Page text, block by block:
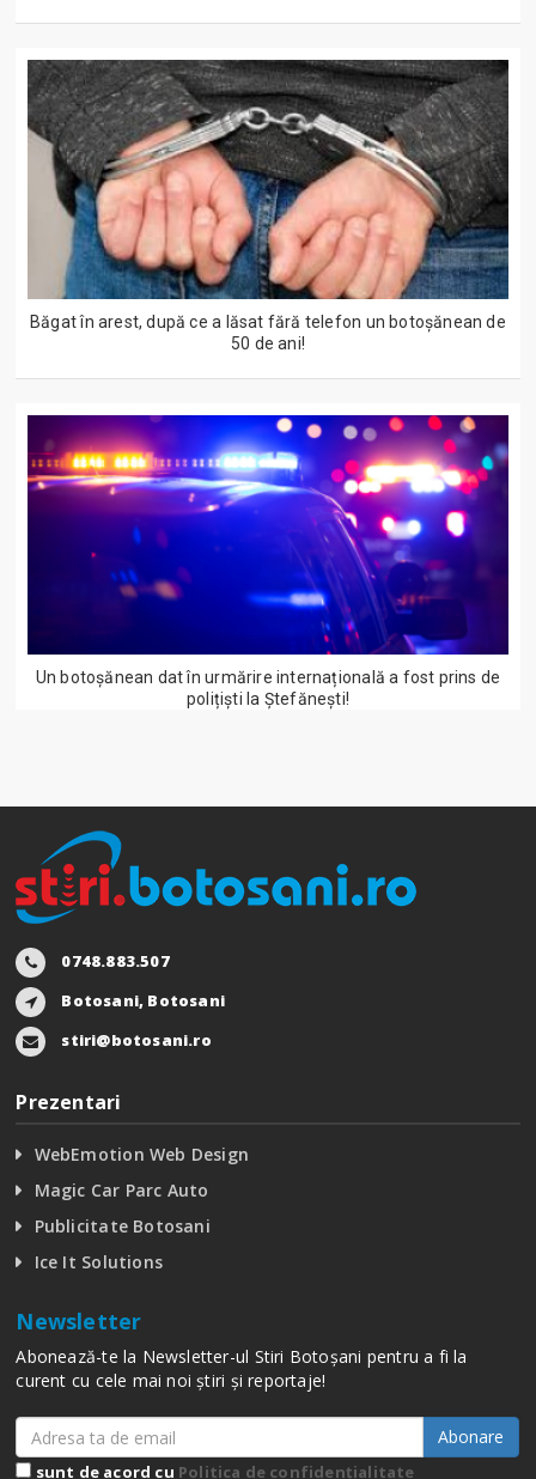
Băgat în arest, după ce a lăsat fără telefon un botoșănean de
50 de ani!
Un botoșănean dat în urmărire internațională a fost prins de
polițiști la Ștefănești!
0748.883.507
Botosani, Botosani
stiri@botosani.ro
Prezentari
WebEmotion Web Design
Magic Car Parc Auto
Publicitate Botosani
Ice It Solutions
Newsletter
Abonează-te la Newsletter-ul Stiri Botoșani pentru a fi la
curent cu cele mai noi știri și reportaje!
Abonare
sunt de acord cu Politica de confidențialitate